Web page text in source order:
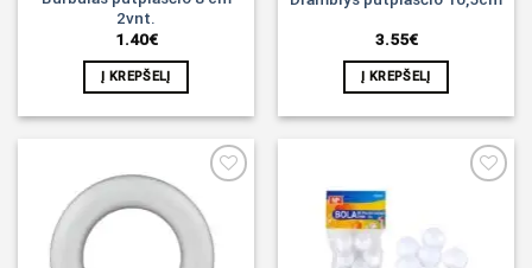
2vnt.
1.40€
Į KREPŠELĮ
3.55€
Į KREPŠELĮ
Noriu!